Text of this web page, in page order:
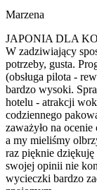
Marzena
JAPONIA DLA
W zadziwiający
potrzeby, gusta.
(obsługa pilota -
bardzo wysoki.
hotelu - atrakcji
codziennego
zaważyło na
a my mieliśmy
raz pięknie
swojej opinii nie
wycieczki bardzo